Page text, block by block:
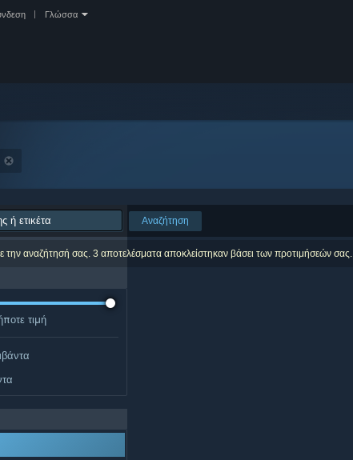
Γλώσσα
Αναζήτηση
την αναζήτησή σας. 3 αποτελέσματα αποκλείστηκαν βάσει των προτιμήσεών σας.
τιμή